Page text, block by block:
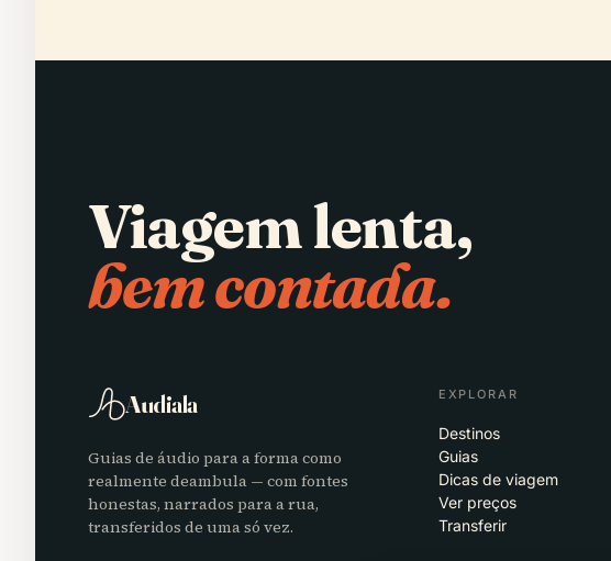
Viagem lenta,
bem contada.
Audiala
Guias de áudio para a forma como
realmente deambula — com fontes
honestas, narrados para a rua,
transferidos de uma só vez.
EXPLORAR
Destinos
Guias
Dicas de viagem
Ver preços
Transferir